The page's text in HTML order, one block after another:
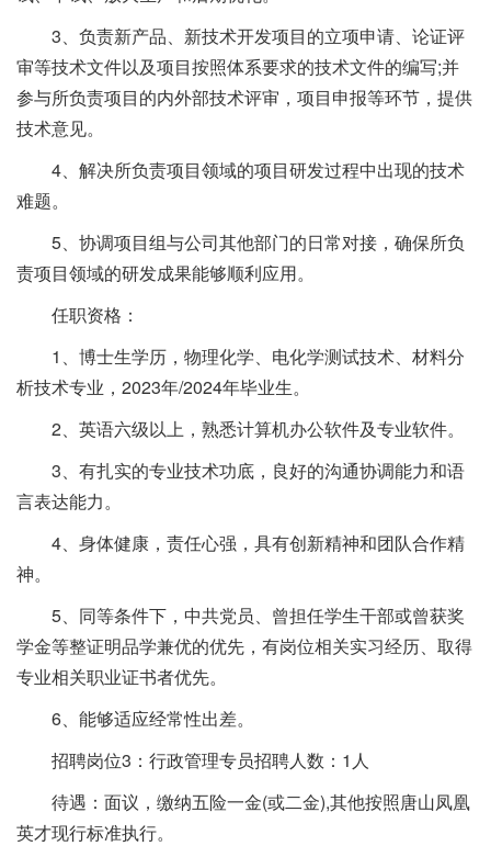
3、负责新产品、新技术开发项目的立项申请、论证评
审等技术文件以及项目按照体系要求的技术文件的编写;并
参与所负责项目的内外部技术评审，项目申报等环节，提供
技术意见。
4、解决所负责项目领域的项目研发过程中出现的技术
难题。
5、协调项目组与公司其他部门的日常对接，确保所负
责项目领域的研发成果能够顺利应用。
任职资格：
1、博士生学历，物理化学、电化学测试技术、材料分
析技术专业，2023年/2024年毕业生。
2、英语六级以上，熟悉计算机办公软件及专业软件。
3、有扎实的专业技术功底，良好的沟通协调能力和语
言表达能力。
4、身体健康，责任心强，具有创新精神和团队合作精
神。
5、同等条件下，中共党员、曾担任学生干部或曾获奖
学金等整证明品学兼优的优先，有岗位相关实习经历、取得
专业相关职业证书者优先。
6、能够适应经常性出差。
招聘岗位3：行政管理专员招聘人数：1人
待遇：面议，缴纳五险一金(或二金),其他按照唐山凤凰
英才现行标准执行。